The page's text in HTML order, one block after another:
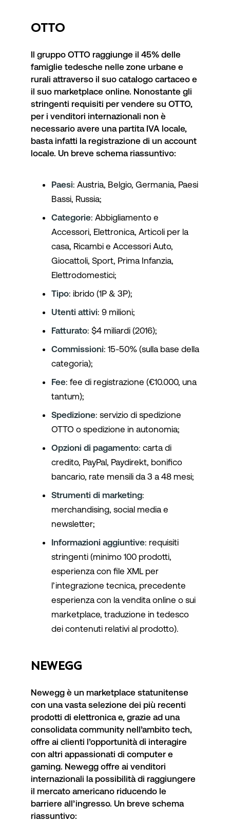
OTTO
Il gruppo OTTO raggiunge il 45% delle
famiglie tedesche nelle zone urbane e
rurali attraverso il suo catalogo cartaceo e
il suo marketplace online. Nonostante gli
stringenti requisiti per vendere su OTTO,
per i venditori internazionali non è
necessario avere una partita IVA locale,
basta infatti la registrazione di un account
locale. Un breve schema riassuntivo:
Paesi: Austria, Belgio, Germania, Paesi
Bassi, Russia;
Categorie: Abbigliamento e
Accessori, Elettronica, Articoli per la
casa, Ricambi e Accessori Auto,
Giocattoli, Sport, Prima Infanzia,
Elettrodomestici;
Tipo: ibrido (1P & 3P);
Utenti attivi: 9 milioni;
Fatturato: $4 miliardi (2016);
Commissioni: 15-50% (sulla base della
categoria);
Fee: fee di registrazione (€10.000, una
tantum);
Spedizione: servizio di spedizione
OTTO o spedizione in autonomia;
Opzioni di pagamento: carta di
credito, PayPal, Paydirekt, bonifico
bancario, rate mensili da 3 a 48 mesi;
Strumenti di marketing:
merchandising, social media e
newsletter;
Informazioni aggiuntive: requisiti
stringenti (minimo 100 prodotti,
esperienza con file XML per
l’integrazione tecnica, precedente
esperienza con la vendita online o sui
marketplace, traduzione in tedesco
dei contenuti relativi al prodotto).
NEWEGG
Newegg è un marketplace statunitense
con una vasta selezione dei più recenti
prodotti di elettronica e, grazie ad una
consolidata community nell’ambito tech,
offre ai clienti l’opportunità di interagire
con altri appassionati di computer e
gaming. Newegg offre ai venditori
internazionali la possibilità di raggiungere
il mercato americano riducendo le
barriere all’ingresso. Un breve schema
riassuntivo: